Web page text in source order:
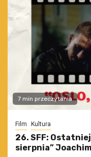
7 min przeczytania
Film Kultura
26. SFF: Ostatniej
sierpnia”